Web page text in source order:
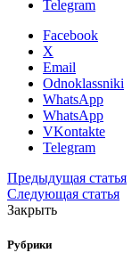
Telegram
Facebook
X
Email
Odnoklassniki
WhatsApp
WhatsApp
VKontakte
Telegram
Предыдущая статья
Следующая статья
Закрыть
Рубрики